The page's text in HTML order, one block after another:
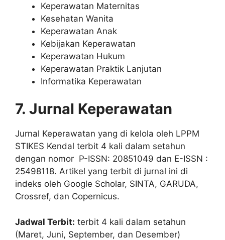
Keperawatan Maternitas
Kesehatan Wanita
Keperawatan Anak
Kebijakan Keperawatan
Keperawatan Hukum
Keperawatan Praktik Lanjutan
Informatika Keperawatan
7. Jurnal Keperawatan
Jurnal Keperawatan yang di kelola oleh LPPM
STIKES Kendal terbit 4 kali dalam setahun
dengan nomor P-ISSN: 20851049 dan E-ISSN :
25498118. Artikel yang terbit di jurnal ini di
indeks oleh Google Scholar, SINTA, GARUDA,
Crossref, dan Copernicus.
Jadwal Terbit: terbit 4 kali dalam setahun
(Maret, Juni, September, dan Desember)